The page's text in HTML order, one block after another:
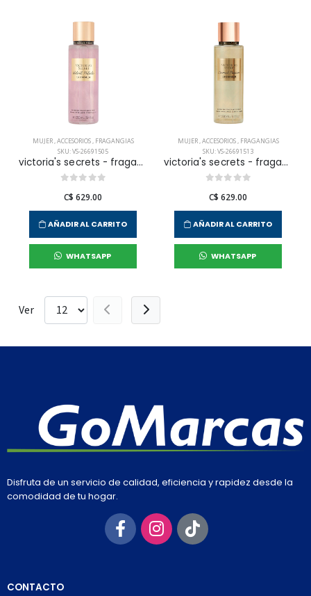
MUJER,ACCESORIOS, FRAGANGIAS
SKU: VS-26691505
victoria's secrets - fragancia corporal velvet petals shimmer para mujer
C$ 629.00
AÑADIR AL CARRITO
WHATSAPP
MUJER,ACCESORIOS, FRAGANGIAS
SKU: VS-26691513
victoria's secrets - fragancia corporal coconut passion shimmer para mujer
C$ 629.00
AÑADIR AL CARRITO
WHATSAPP
Ver
Disfruta de un servicio de calidad, eficiencia y rapidez desde la
comodidad de tu hogar.
CONTACTO